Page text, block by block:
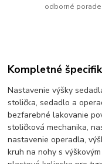
odborné
Kompletné
Nastavenie výšky
stolička, sedadlo a
bezfarebné lakovanie
stoličková mechanika,
nastavenie operadla,
kruh na nohy s